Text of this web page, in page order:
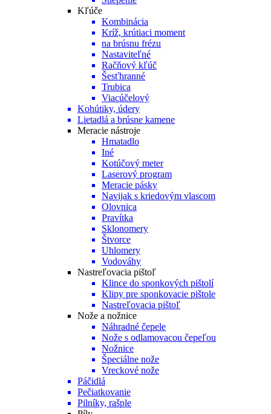
Kľúče
Kombinácia
Kríž, krútiaci moment
na brúsnu frézu
Nastaviteľné
Račňový kľúč
Šesťhranné
Trubica
Viacúčelový
Kohútiky, údery
Lietadlá a brúsne kamene
Meracie nástroje
Hmatadlo
Iné
Kotúčový meter
Laserový program
Meracie pásky
Navijak s kriedovým vlascom
Olovnica
Pravítka
Sklonomery
Štvorce
Uhlomery
Vodováhy
Nastreľovacia pištoľ
Klince do sponkových pištolí
Klipy pre sponkovacie pištole
Nastreľovacia pištoľ
Nože a nožnice
Náhradné čepele
Nože s odlamovacou čepeľou
Nožnice
Špeciálne nože
Vreckové nože
Páčidlá
Pečiatkovanie
Pilníky, rašple